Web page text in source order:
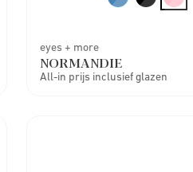
eyes + more
NORMANDIE
All-in prijs inclusief glazen